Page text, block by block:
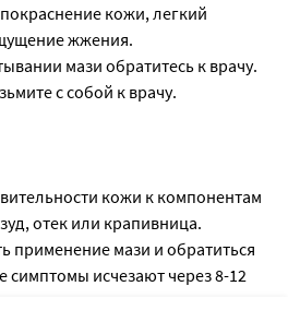
кожи, легкий
жжения.
мази обратитесь к врачу.
с собой к врачу.
кожи к компонентам
отек или крапивница.
применение мази и обратиться
симптомы исчезают через 8-12